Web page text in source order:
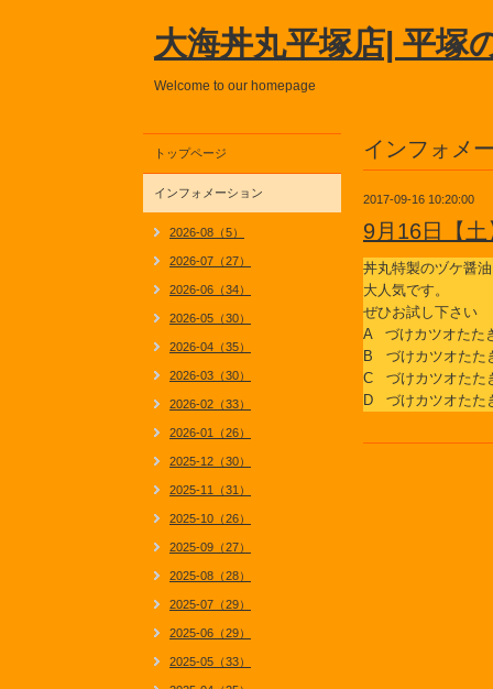
大海丼丸平塚店| 平塚
Welcome to our homepage
インフォメ
2017-09-16 10:20:00
9月16日【
丼丸特製のヅケ醤
大人気です。
ぜひお試し下さい
A づけカツオたた
B づけカツオた
C づけカツオた
D づけカツオたた
トップページ
インフォメーション
2026-08（5）
2026-07（27）
2026-06（34）
2026-05（30）
2026-04（35）
2026-03（30）
2026-02（33）
2026-01（26）
2025-12（30）
2025-11（31）
2025-10（26）
2025-09（27）
2025-08（28）
2025-07（29）
2025-06（29）
2025-05（33）